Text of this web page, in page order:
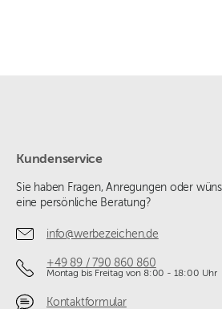
Kundenservice
Sie haben Fragen, Anregungen oder
eine persönliche Beratung?
info@werbezeichen.de
+49 89 / 790 860 860
Montag bis Freitag von 8:00 - 18:00 Uhr
Kontaktformular